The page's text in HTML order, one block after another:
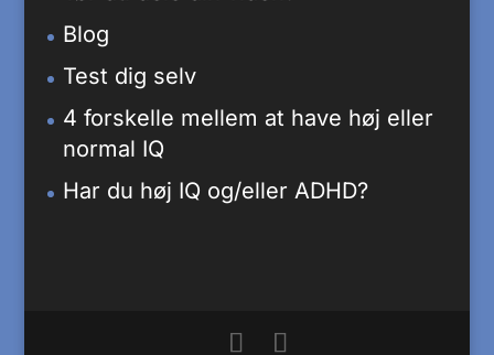
Blog
Test dig selv
4 forskelle mellem at have høj eller
normal IQ
Har du høj IQ og/eller ADHD?